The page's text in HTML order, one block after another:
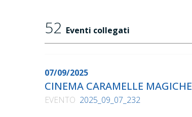
52 Eventi collegati
07/09/2025
CINEMA CARAMELLE MAGICHE
EVENTO 2025_09_07_232